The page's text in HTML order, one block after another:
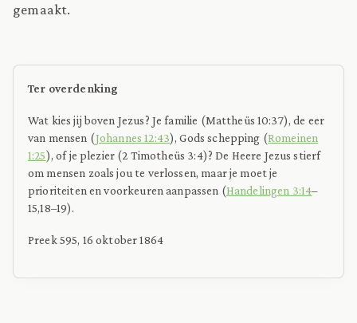
gemaakt.
Ter overdenking
Wat kies jij boven Jezus? Je familie (Mattheüs 10:37), de eer
van mensen (Johannes 12:43), Gods schepping (Romeinen
1:25), of je plezier (2 Timotheüs 3:4)? De Heere Jezus stierf
om mensen zoals jou te verlossen, maar je moet je
prioriteiten en voorkeuren aanpassen (Handelingen 3:14–
15,18–19).
Preek 595, 16 oktober 1864